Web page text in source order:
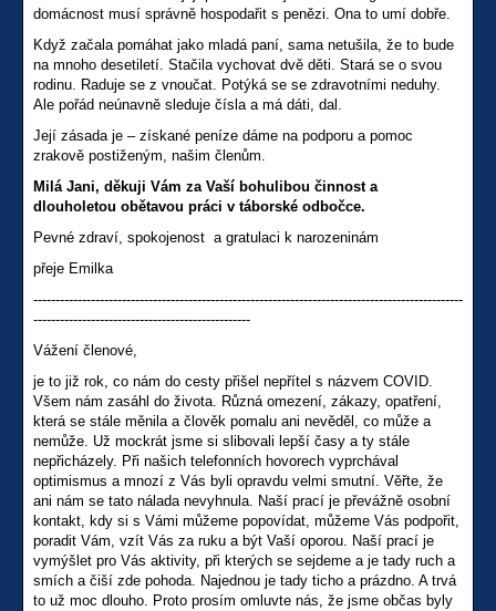
domácnost musí správně hospodařit s penězi. Ona to umí dobře.
Když začala pomáhat jako mladá paní, sama netušila, že to bude
na mnoho desetiletí. Stačila vychovat dvě děti. Stará se o svou
rodinu. Raduje se z vnoučat. Potýká se se zdravotními neduhy.
Ale pořád neúnavně sleduje čísla a má dáti, dal.
Její zásada je – získané peníze dáme na podporu a pomoc
zrakově postiženým, našim členům.
Milá Jani, děkuji Vám za Vaší bohulibou činnost a
dlouholetou obětavou práci v táborské odbočce.
Pevné zdraví, spokojenost a gratulaci k narozeninám
přeje Emilka
-------------------------------------------------------------------------------------------------
-------------------------------------------------
Vážení členové,
je to již rok, co nám do cesty přišel nepřítel s názvem COVID.
Všem nám zasáhl do života. Různá omezení, zákazy, opatření,
která se stále měnila a člověk pomalu ani nevěděl, co může a
nemůže. Už mockrát jsme si slibovali lepší časy a ty stále
nepřicházely. Při našich telefonních hovorech vyprchával
optimismus a mnozí z Vás byli opravdu velmi smutní. Věřte, že
ani nám se tato nálada nevyhnula. Naší prací je převážně osobní
kontakt, kdy si s Vámi můžeme popovídat, můžeme Vás podpořit,
poradit Vám, vzít Vás za ruku a být Vaší oporou. Naší prací je
vymýšlet pro Vás aktivity, při kterých se sejdeme a je tady ruch a
smích a čiší zde pohoda. Najednou je tady ticho a prázdno. A trvá
to už moc dlouho. Proto prosím omluvte nás, že jsme občas byly